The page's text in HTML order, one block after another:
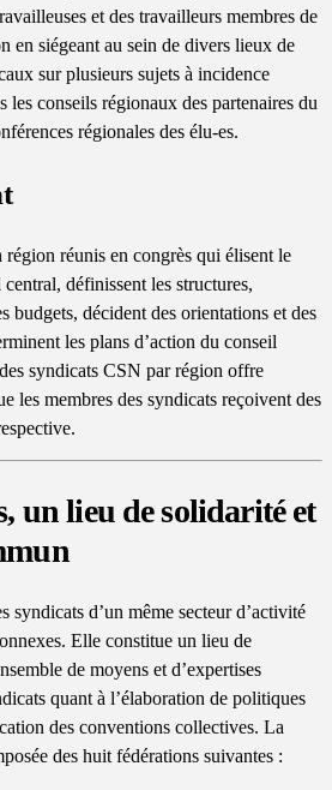
et des travailleurs membres de
en siégeant au sein de divers lieux de
sur plusieurs sujets à incidence
les conseils régionaux des partenaires du
régionales des élu-es.
région réunis en congrès qui élisent le
définissent les structures,
budgets, décident des orientations et des
les plans d’action du conseil
syndicats CSN par région offre
les membres des syndicats reçoivent des
un lieu de solidarité et
syndicats d’un même secteur d’activité
Elle constitue un lieu de
de moyens et d’expertises
quant à l’élaboration de politiques
des conventions collectives. La
des huit fédérations suivantes :